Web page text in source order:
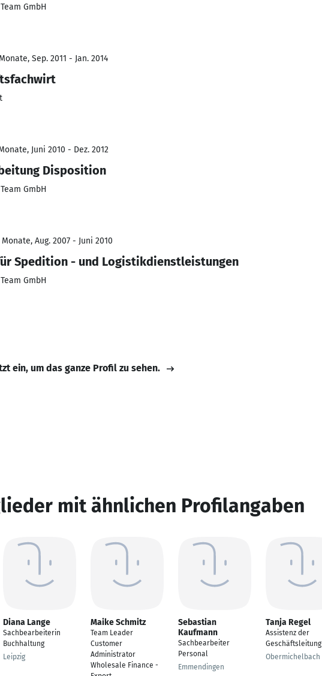
GmbH
Sep. 2011 - Jan. 2014
Juni 2010 - Dez. 2012
Disposition
GmbH
Aug. 2007 - Juni 2010
Spedition - und Logistikdienstleistungen
GmbH
ein, um das ganze Profil zu sehen.
mit ähnlichen Profilangaben
Diana Lange
Sachbearbeiterin
Buchhaltung
Leipzig
Maike Schmitz
Team Leader
Customer
Administrator
Wholesale Finance -
Sebastian
Kaufmann
Sachbearbeiter
Personal
Emmendingen
Tanja Regel
Assistenz der
Geschäftsleitung
Obermichelbach